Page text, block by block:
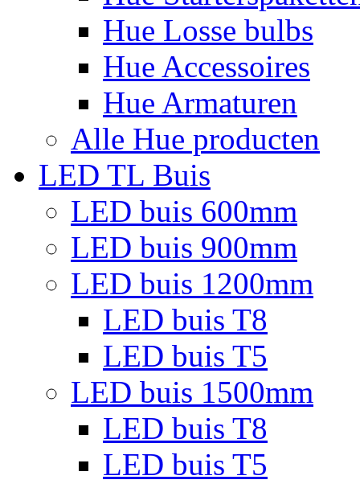
Hue Losse bulbs
Hue Accessoires
Hue Armaturen
Alle Hue producten
LED TL Buis
LED buis 600mm
LED buis 900mm
LED buis 1200mm
LED buis T8
LED buis T5
LED buis 1500mm
LED buis T8
LED buis T5